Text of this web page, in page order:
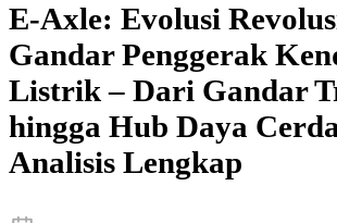
E-Axle: Evolusi
Gandar Penggerak
Listrik – Dari Gandar
hingga Hub Daya
Analisis Lengkap